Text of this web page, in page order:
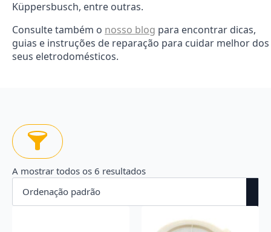
Küppersbusch, entre outras.
Consulte também o nosso blog para encontrar dicas,
guias e instruções de reparação para cuidar melhor dos
seus eletrodomésticos.
A mostrar todos os 6 resultados